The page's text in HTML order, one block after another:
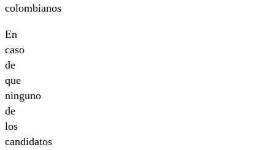
colombianos
En
caso
de
que
ninguno
de
los
candidatos